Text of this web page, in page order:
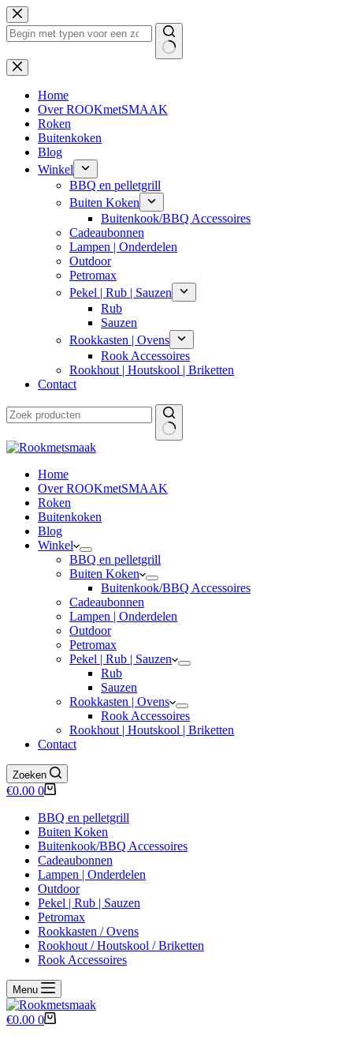
Ga
naar
de
Geen
resultaten
Home
Over ROOKmetSMAAK
Roken
Buitenkoken
Blog
Winkel
BBQ en pelletgrill
Buiten Koken
Buitenkook/BBQ Accessoires
Cadeaubonnen
Lampen | Onderdelen
Outdoor
Petromax
Pekel | Rub | Sauzen
Rub
Sauzen
Rookkasten | Ovens
Rook Accessoires
Rookhout | Houtskool | Briketten
Contact
Home
Over ROOKmetSMAAK
Roken
Buitenkoken
Blog
Winkel
BBQ en pelletgrill
Buiten Koken
Buitenkook/BBQ Accessoires
Cadeaubonnen
Lampen | Onderdelen
Outdoor
Petromax
Pekel | Rub | Sauzen
Rub
Sauzen
Rookkasten | Ovens
Rook Accessoires
Rookhout | Houtskool | Briketten
Contact
Zoeken
Winkelwagen
€0.00 0
BBQ en pelletgrill
Buiten Koken
Buitenkook/BBQ Accessoires
Cadeaubonnen
Lampen | Onderdelen
Outdoor
Pekel | Rub | Sauzen
Petromax
Rookkasten / Ovens
Rookhout / Houtskool / Briketten
Rook Accessoires
Menu
Winkelwagen
€0.00 0